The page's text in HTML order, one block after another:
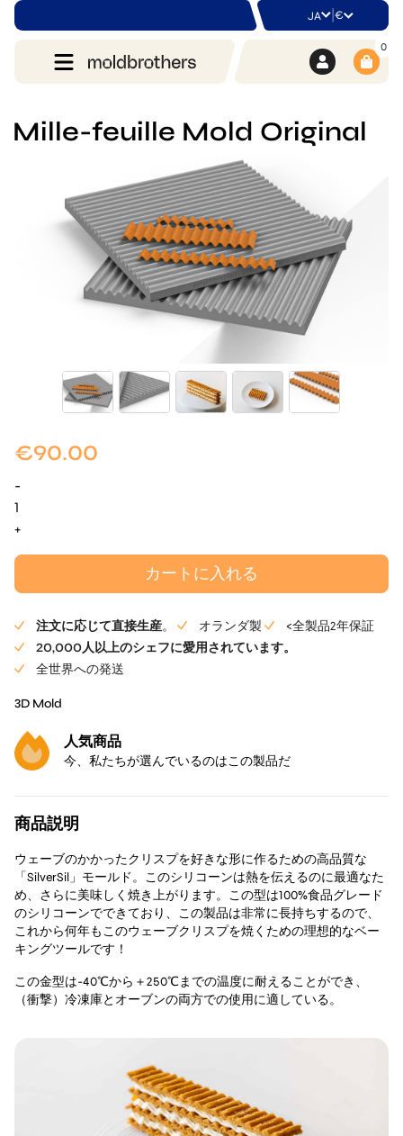
JA | €
0
Mille-feuille Mold Original
€90.00
-
ミ
ル
ー
Mold
オ
リ
ジ
ル
個
+
カートに入れる
注文に応じて直接生産。 オランダ製
<全製品2年保証
20,000人以上のシェフに愛用されています。
全世界への発送
3D Mold
人気商品
今、私たちが選んでいるのはこの製品だ
商品説明
ウェーブのかかったクリスプを好きな形に作るための高品質な
「SilverSil」モールド。このシリコーンは熱を伝えるのに最適なた
め、さらに美味しく焼き上がります。この型は100%食品グレード
のシリコーンでできており、この製品は非常に長持ちするので、
これから何年もこのウェーブクリスプを焼くための理想的なベー
キングツールです！
この金型は-40℃から＋250℃までの温度に耐えることができ、
（衝撃）冷凍庫とオーブンの両方での使用に適している。